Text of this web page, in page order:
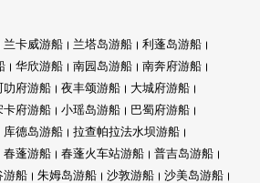
兰卡威游船 兰塔岛游船
利蓬岛游船
华欣游船 南园岛游船
南奔府游船
叻府游船 夜丰颂游船
大城府游船
卡府游船 小瑶岛游船
巴蜀府游船
库德岛游船
拉查帕拉法水坝游船
春蓬游船 春蓬火车站游船
普吉岛游船
游船 朱姆岛游船 沙敦游船
沙美岛游船